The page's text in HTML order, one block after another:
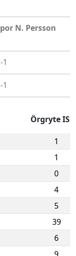
N. Persson
1
1
Örgryte IS
1
1
0
4
5
39
6